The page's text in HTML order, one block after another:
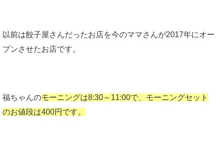
以前は餃子屋さんだったお店を今のママさんが2017年にオー
プンさせたお店です。
福ちゃんのモーニングは8:30～11:00で、モーニングセット
のお値段は400円です。